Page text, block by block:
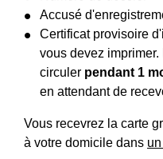
Accusé
Certificat provisoire
vous devez
circuler pendant 1
en attendant de
Vous recevrez la carte
à votre domicile dans